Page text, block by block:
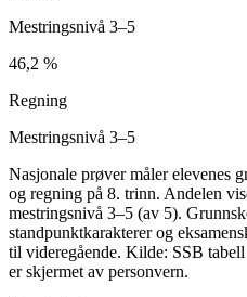
Mestringsnivå 3–5
46,2 %
Regning
Mestringsnivå 3–5
Nasjonale prøver måler elevenes
og regning på 8. trinn. Andelen
mestringsnivå 3–5 (av 5).
standpunktkarakterer og
til videregående. Kilde: SSB
er skjermet av personvern.